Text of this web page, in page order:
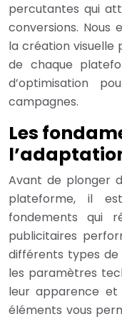
percutantes qui
conversions. Nous
la création visuelle
de chaque
d’optimisation
campagnes.
Les
Avant de plonger
plateforme, il
fondements qui
publicitaires
différents types de
les paramètres
leur apparence et
éléments vous